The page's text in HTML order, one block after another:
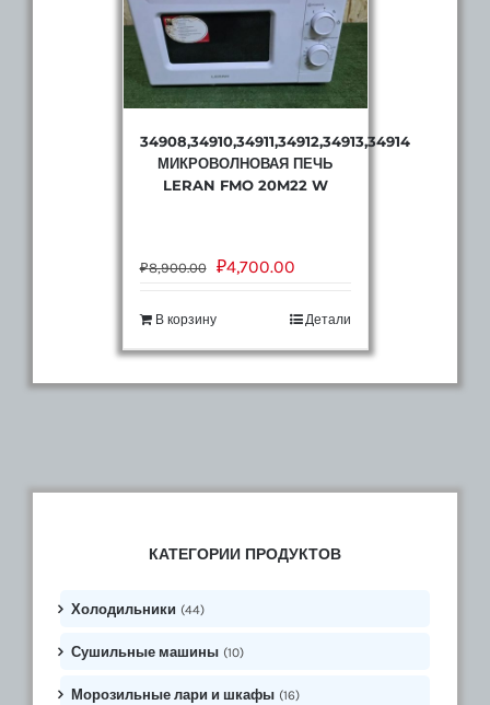
34908,34910,34911,34912,34913,34914
МИКРОВОЛНОВАЯ ПЕЧЬ
LERAN FMO 20M22 W
₽8,900.00 ₽4,700.00
В корзину Детали
КАТЕГОРИИ ПРОДУКТОВ
Холодильники (44)
Сушильные машины (10)
Морозильные лари и шкафы (16)